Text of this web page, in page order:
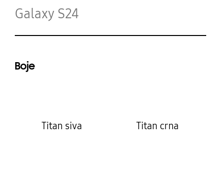
Galaxy S24
Boje
Titan siva Titan crna